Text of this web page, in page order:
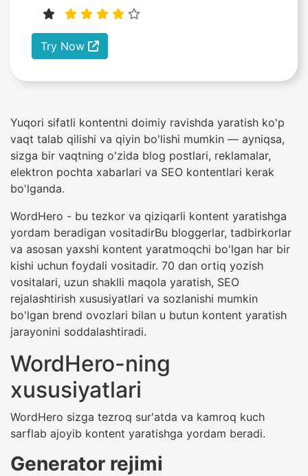
Try Now
Yuqori sifatli kontentni doimiy ravishda yaratish ko'p
vaqt talab qilishi va qiyin bo'lishi mumkin — ayniqsa,
sizga bir vaqtning o'zida blog postlari, reklamalar,
elektron pochta xabarlari va SEO kontentlari kerak
bo'lganda.
WordHero - bu tezkor va qiziqarli kontent yaratishga
yordam beradigan vositadirBu bloggerlar, tadbirkorlar
va asosan yaxshi kontent yaratmoqchi bo'lgan har bir
kishi uchun foydali vositadir. 70 dan ortiq yozish
vositalari, uzun shaklli maqola yaratish, SEO
rejalashtirish xususiyatlari va sozlanishi mumkin
bo'lgan brend ovozlari bilan u butun kontent yaratish
jarayonini soddalashtiradi.
WordHero-ning
xususiyatlari
WordHero sizga tezroq sur'atda va kamroq kuch
sarflab ajoyib kontent yaratishga yordam beradi.
Generator rejimi